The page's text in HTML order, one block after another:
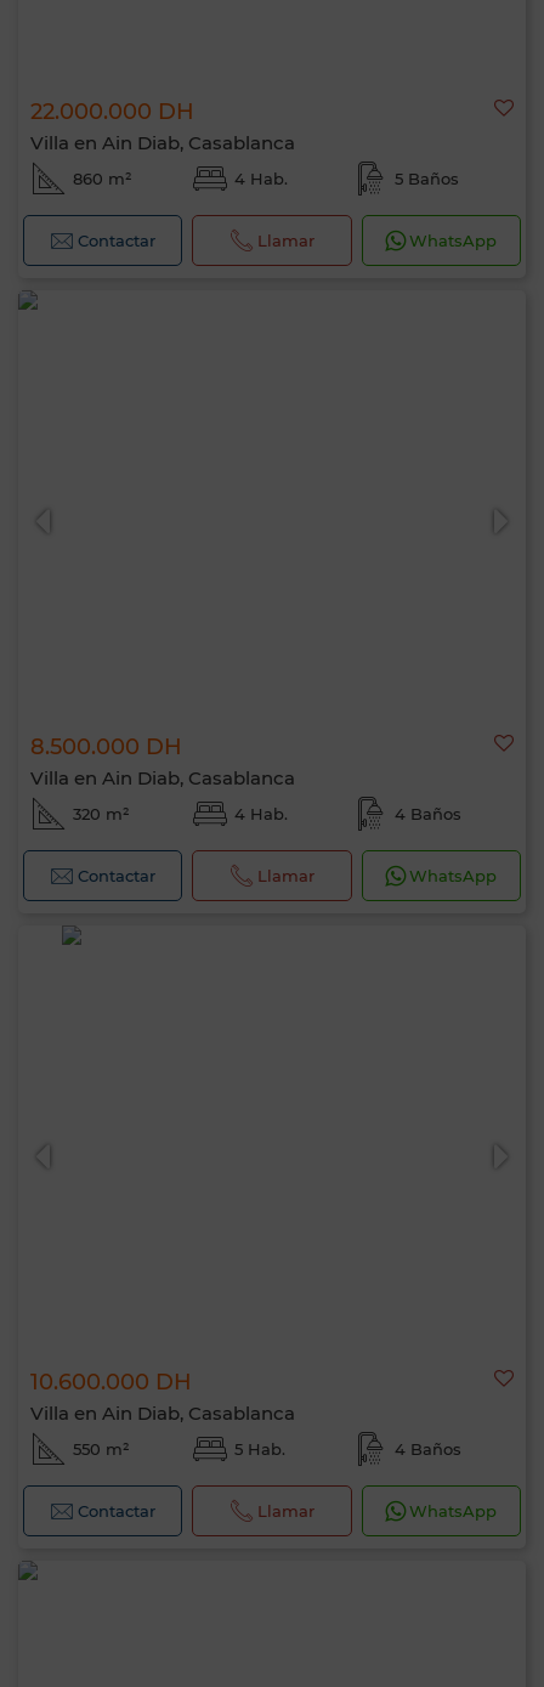
22.000.000 DH
Villa en Ain Diab, Casablanca
860 m² 4 Hab. 5 Baños
Contactar Llamar WhatsApp
8.500.000 DH
Villa en Ain Diab, Casablanca
320 m² 4 Hab. 4 Baños
Contactar Llamar WhatsApp
10.600.000 DH
Villa en Ain Diab, Casablanca
550 m² 5 Hab. 4 Baños
Contactar Llamar WhatsApp